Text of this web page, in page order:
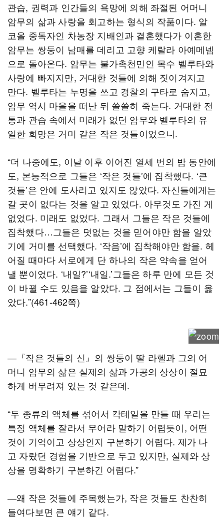
관습, 권력과 인간들의 욕망에 의해 좌절된 어머니
암무의 삶과 사랑을 회고하는 형식의 작품이다. 알
코올 중독자인 차농장 지배인과 결혼했다가 이혼한
암무는 쌍둥이 남매를 데리고 고향 케랄라 아예메넴
으로 돌아온다. 암무는 불가촉천민인 목수 벨루타와
사랑에 빠지지만, 거대한 것들에 의해 짓이겨지고
만다. 벨루타는 누명을 쓰고 경찰의 구타로 숨지고,
암무 역시 마을을 떠난 뒤 쓸쓸히 죽는다. 거대한 전
통과 관습 속에서 미래가 없던 암무와 벨루타의 유
일한 희망은 거미 같은 작은 것들이었으니.
“더 나중에도, 이날 이후 이어진 열세 번의 밤 동안에
도, 본능적으로 그들은 ‘작은 것들’에 집착했다. ‘큰
것들’은 안에 도사리고 있지도 않았다. 자신들에게는
갈 곳이 없다는 것을 알고 있었다. 아무것도 가진 게
없었다. 미래도 없었다. 그래서 그들은 작은 것들에
집착했다…그들은 덧없는 것을 믿어야만 함을 알았
기에 거미를 선택했다. ‘작음’에 집착해야만 함을. 헤
어질 때마다 서로에게 단 하나의 작은 약속을 얻어
낼 뿐이었다. ‘내일?’‘내일.’그들은 하루 만에 모든 것
이 바뀔 수도 있음을 알았다. 그 점에서는 그들이 옳
았다.”(461-462쪽)
―『작은 것들의 신』의 쌍둥이 딸 라헬과 그의 어
머니 암무의 삶은 실제의 삶과 가공의 상상이 절묘
하게 버무려져 있는 것 같은데.
“두 종류의 액체를 섞어서 칵테일을 만들 때 우리는
특정 액체를 잘라서 무어라 말하기 어렵듯이, 어떤
것이 기억이고 상상인지 구분하기 어렵다. 제가 나
고 자랐던 경험을 기반으로 두고 있지만, 실제와 상
상을 명확하기 구분하긴 어렵다.”
―왜 작은 것들에 주목했는가, 작은 것들도 찬찬히
들여다보면 큰 얘기 같다.